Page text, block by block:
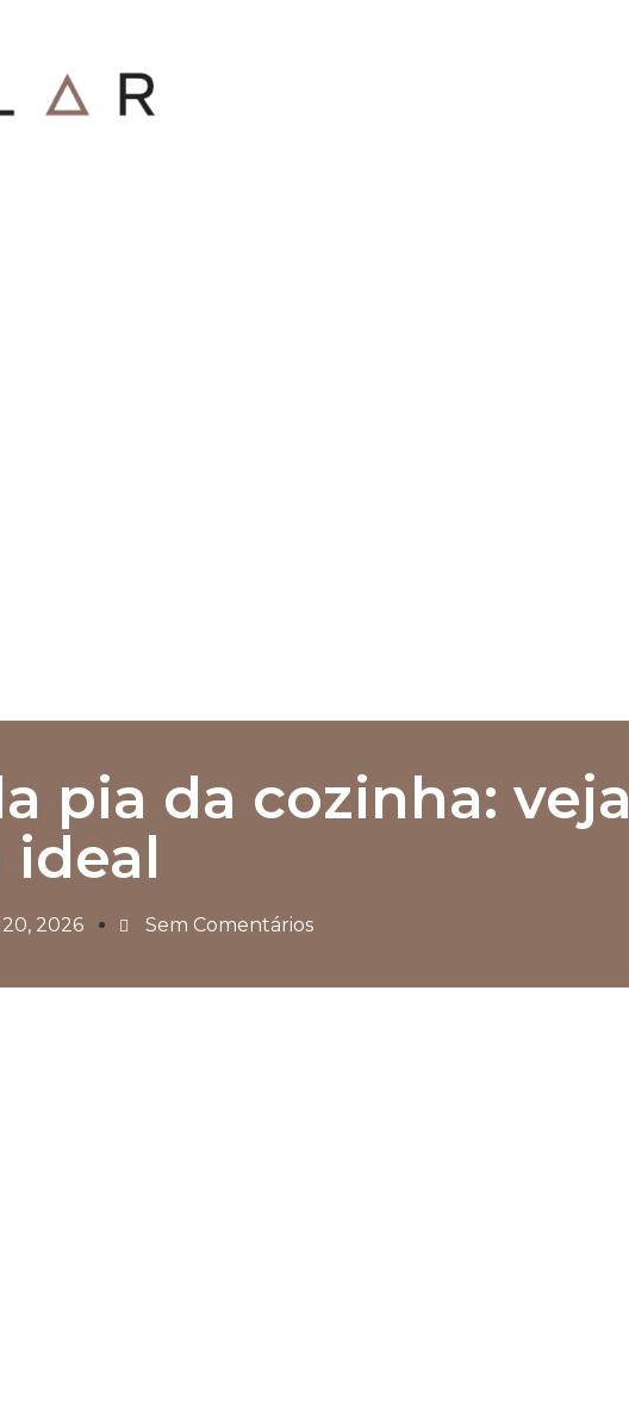
pia da cozinha: veja
ideal
2026 Sem Comentários